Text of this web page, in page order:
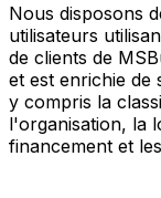
Nous disposons
utilisateurs
de clients de
et est enrichie de
y compris la
l'organisation, la
financement et